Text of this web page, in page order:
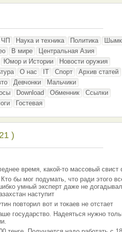
ЧП Наука и техника Политика
В мире
Центральная Азия
Юмор и Истории
Новости оружия
О нас IT Спорт
Архив статей
Девчонки
Мальчики
Download Обменник
Ссылки
Гостевая
)
время, какой-то массовый свист
бы мог подумать, что ради этого
умный эксперт даже не
наступит
повторил вот и токаев не отстает
государство. Надеяться нужно